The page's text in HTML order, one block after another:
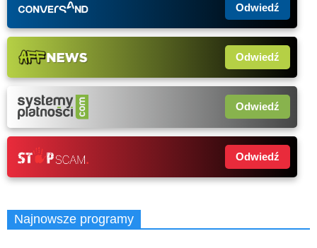
Odwiedź
Odwiedź
Odwiedź
Odwiedź
Najnowsze programy